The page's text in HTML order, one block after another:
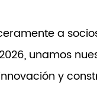
a
unamos
y